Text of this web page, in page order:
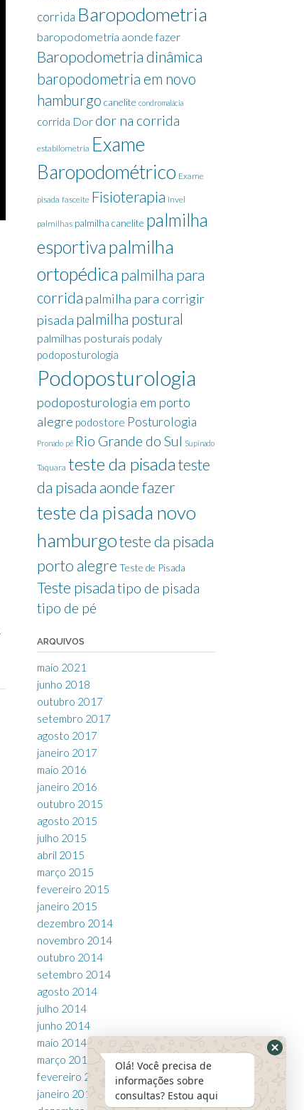
corrida Baropodometria
baropodometria aonde fazer
Baropodometria dinâmica
baropodometria em novo
hamburgo canelite condromalácia
corrida Dor dor na corrida
estabilometria Exame
Baropodométrico Exame
pisada fasceite Fisioterapia invel
palmilhas palmilha canelite palmilha
esportiva palmilha
ortopédica palmilha para
corrida palmilha para corrigir
pisada palmilha postural
palmilhas posturais podaly
podoposturologia
Podoposturologia
podoposturologia em porto
alegre podostore Posturologia
Pronado pé Rio Grande do Sul Supinado
Taquara teste da pisadateste
da pisada aonde fazer
teste da pisada novo
hamburgoteste da pisada
porto alegre Teste de Pisada
Teste pisadatipo de pisada
tipo de pé
ARQUIVOS
maio 2021
junho 2018
outubro 2017
setembro 2017
agosto 2017
janeiro 2017
maio 2016
janeiro 2016
outubro 2015
agosto 2015
julho 2015
abril 2015
março 2015
fevereiro 2015
janeiro 2015
dezembro 2014
novembro 2014
outubro 2014
setembro 2014
agosto 2014
julho 2014
junho 2014
maio 2014
março 2014
fevereiro 2014
janeiro 2014
Olá! Você precisa de
informações sobre
consultas? Estou aqui